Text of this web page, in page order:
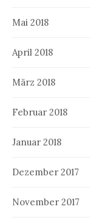
Mai 2018
April 2018
März 2018
Februar 2018
Januar 2018
Dezember 2017
November 2017